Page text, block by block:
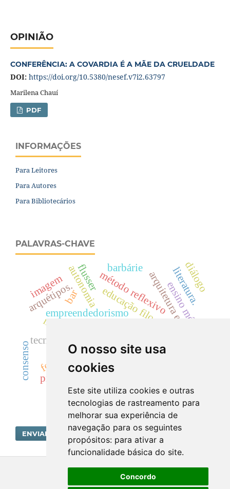
O nosso site usa
cookies
Este site utiliza cookies e outras
tecnologias de rastreamento para
melhorar sua experiência de
navegação para os seguintes
propósitos: para ativar a
funcionalidade básica do site.
Concordo
OPINIÃO
CONFERÊNCIA: A COVARDIA É A MÃE DA CRUELDADE
DOI: https://doi.org/10.5380/nesef.v7i2.63797
Marilena Chauí
PDF
INFORMAÇÕES
Para Leitores
Para Autores
Para Bibliotecários
PALAVRAS-CHAVE
empreendedorismo
reificação
educação filosófica.
novos layouts
arquitetura escolar
método reflexivo
tecnologia.
fotografia
autonomia
arquétipos.
paidéia
imagem ensino médio.
literatura.
ensino
diálogo
práticas docentes.
flusser
consenso rorty
ética
bar
mitos
barbárie
ENVIAR SUBMISSÃO